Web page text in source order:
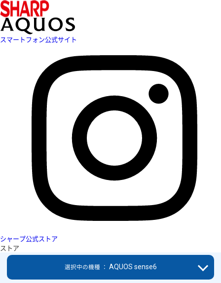
スマートフォン公式サイト
シャープ公式ストア
ストア
選択中の機種 ： AQUOS sense6